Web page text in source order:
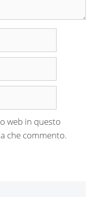
web in questo
che commento.